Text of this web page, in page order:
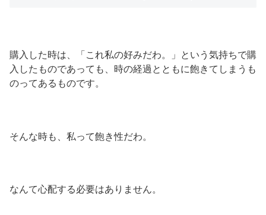
購入した時は、「これ私の好みだわ。」という気持ちで購
入したものであっても、時の経過とともに飽きてしまうも
のってあるものです。
そんな時も、私って飽き性だわ。
なんて心配する必要はありません。